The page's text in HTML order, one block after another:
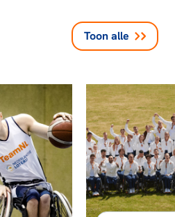
Toon alle